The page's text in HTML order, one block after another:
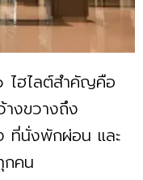
ไฮไลต์สำคัญคือ
งขวางถึง
ที่นั่งพักผ่อน และ
กคน